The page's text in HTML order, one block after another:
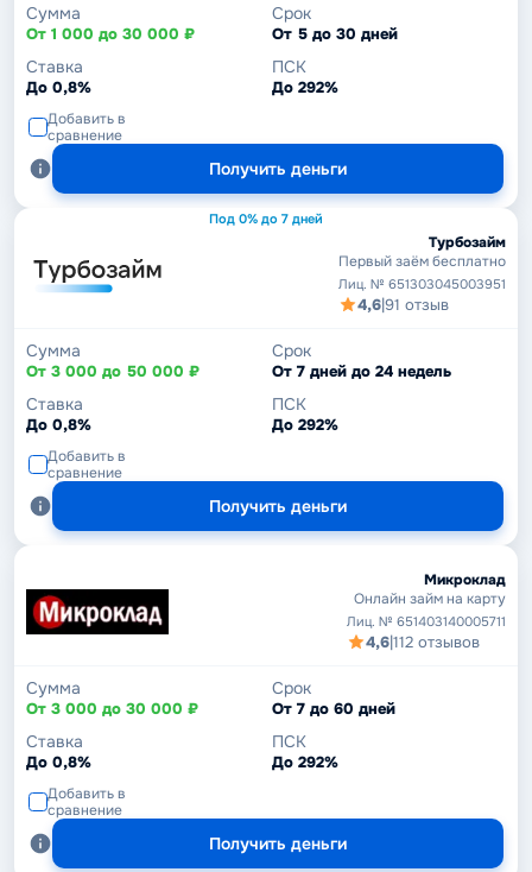
Сумма
От 1 000 до 30 000 ₽
Срок
От 5 до 30 дней
Ставка
До 0,8%
ПСК
До 292%
Добавить в
сравнение
Получить деньги
Под 0% до 7 дней
Турбозайм
Первый заём бесплатно
Лиц. № 651303045003951
4,6|91 отзыв
Сумма
От 3 000 до 50 000 ₽
Срок
От 7 дней до 24 недель
Ставка
До 0,8%
ПСК
До 292%
Добавить в
сравнение
Получить деньги
Микроклад
Онлайн займ на карту
Лиц. № 651403140005711
4,6|112 отзывов
Сумма
От 3 000 до 30 000 ₽
Срок
От 7 до 60 дней
Ставка
До 0,8%
ПСК
До 292%
Добавить в
сравнение
Получить деньги